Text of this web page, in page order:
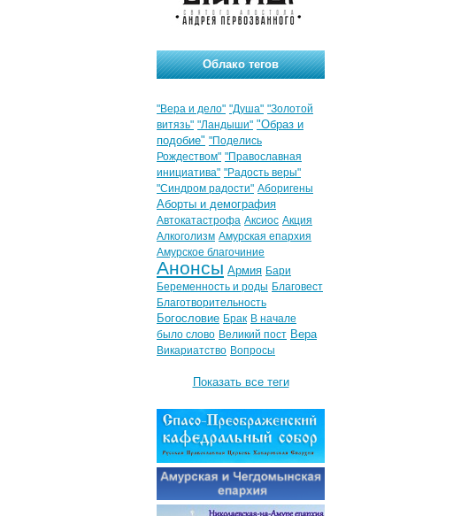
Облако тегов
"Вера и дело" "Душа" "Золотой
витязь" "Ландыши" "Образ и
подобие" "Поделись
Рождеством" "Православная
инициатива" "Радость веры"
"Синдром радости" Аборигены
Аборты и демография
Автокатастрофа Аксиос Акция
Алкоголизм Амурская епархия
Амурское благочиние
Анонсы Армия Бари
Беременность и роды Благовест
Благотворительность
Богословие Брак В начале
было слово Великий пост Вера
Викариатство Вопросы
Показать все теги